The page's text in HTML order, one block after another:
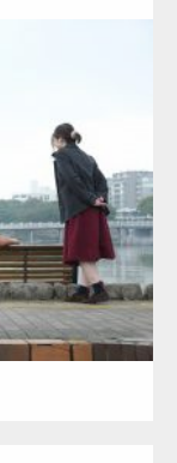
マッチョ) 背中